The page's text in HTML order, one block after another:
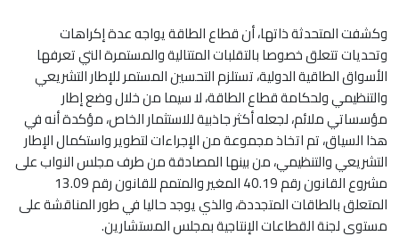
وكشفت المتحدثة ذاتها، أن قطاع الطاقة يواجه عدة إكراهات
وتحديات تتعلق خصوصا بالتقلبات المتتالية والمستمرة التي تعرفها
الأسواق الطاقية الدولية، تستلزم التحسين المستمر للإطار التشريعي
والتنظيمي ولحكامة قطاع الطاقة، لا سيما من خلال وضع إطار
مؤسساتي ملائم، لجعله أكثر جاذبية للاستثمار الخاص، مؤكدة أنه في
هذا السياق، تم اتخاذ مجموعة من الإجراءات لتطوير واستكمال الإطار
التشريعي والتنظيمي، من بينها المصادقة من طرف مجلس النواب على
مشروع القانون رقم 40.19 المغير والمتمم للقانون رقم 13.09
المتعلق بالطاقات المتجددة، والذي يوجد حاليا في طور المناقشة على
مستوى لجنة القطاعات الإنتاجية بمجلس المستشارين.